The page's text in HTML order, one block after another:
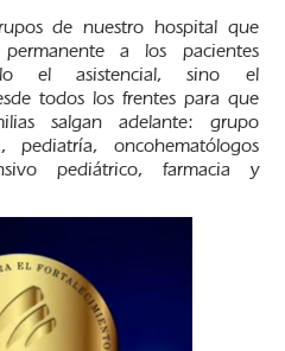
de nuestro hospital que
a los pacientes
el asistencial, sino el
todos los frentes para que
salgan adelante: grupo
pediatría, oncohematólogos
pediátrico, farmacia y